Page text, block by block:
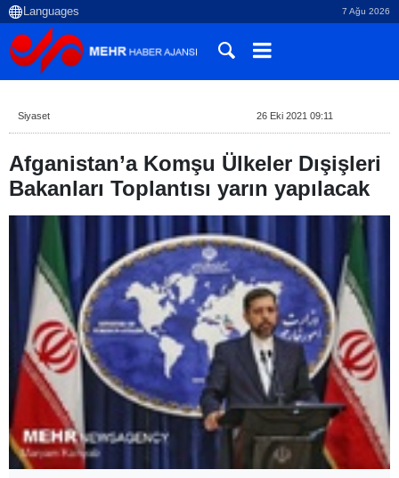
7 Ağu 2026
Siyaset 26 Eki 2021 09:11
Afganistan’a Komşu Ülkeler Dışişleri
Bakanları Toplantısı yarın yapılacak